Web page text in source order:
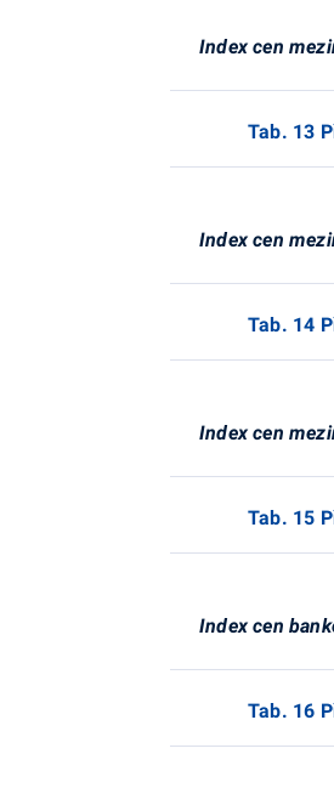
Index cen
Tab. 13
Index cen
Tab. 14
Index cen
Tab. 15
Index cen
Tab. 16